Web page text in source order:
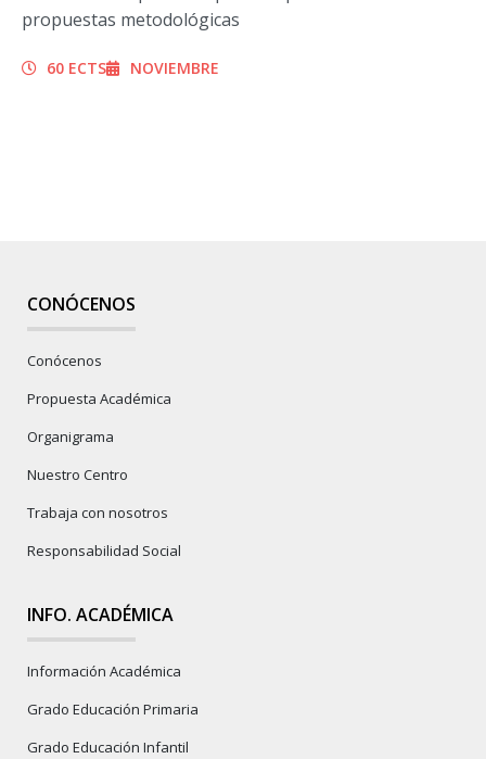
propuestas metodológicas
60 ECTS NOVIEMBRE
CONÓCENOS
Conócenos
Propuesta Académica
Organigrama
Nuestro Centro
Trabaja con nosotros
Responsabilidad Social
INFO. ACADÉMICA
Información Académica
Grado Educación Primaria
Grado Educación Infantil